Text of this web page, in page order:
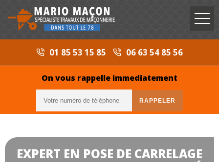
01 85 53 15 85 06 63 54 85 56
On vous rappelle immediatement
EXPERT EN POSE DE CARRELAGE